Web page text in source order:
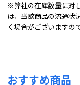
※弊社の在庫数量に対
は、当該商品の流通状
く場合がございますの
おすすめ商品